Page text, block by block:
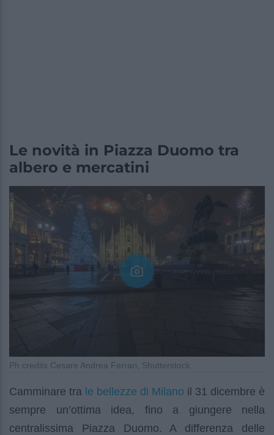
Le novità in Piazza Duomo tra
albero e mercatini
Ph credits Cesare Andrea Ferrari, Shutterstock
Camminare tra le bellezze di Milano il 31 dicembre è
sempre un’ottima idea, fino a giungere nella
centralissima Piazza Duomo. A differenza delle